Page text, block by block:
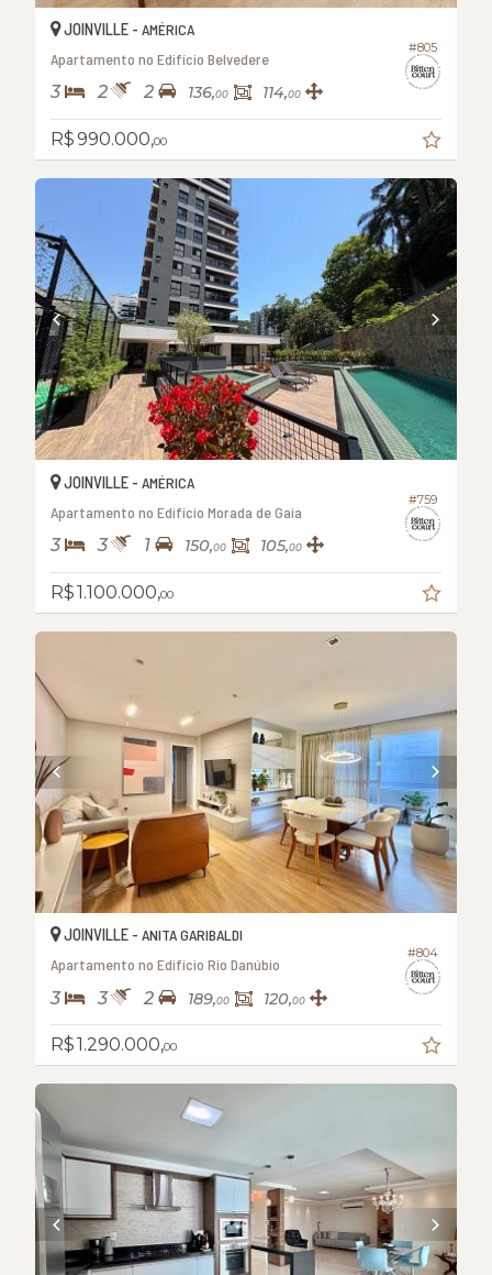
#805
JOINVILLE - AMÉRICA
Apartamento no Edifício Belvedere
3 2 2 136,00 114,00
R$ 990.000,00
#759
JOINVILLE - AMÉRICA
Apartamento no Edifício Morada de Gaia
3 3 1 150,00 105,00
R$ 1.100.000,00
#804
JOINVILLE - ANITA GARIBALDI
Apartamento no Edifício Rio Danúbio
3 3 2 189,00 120,00
R$ 1.290.000,00